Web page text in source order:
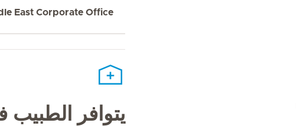
East Corporate Office
يتوافر الطبيب